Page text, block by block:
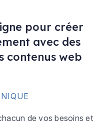
pour créer
avec des
contenus web
de vos besoins et